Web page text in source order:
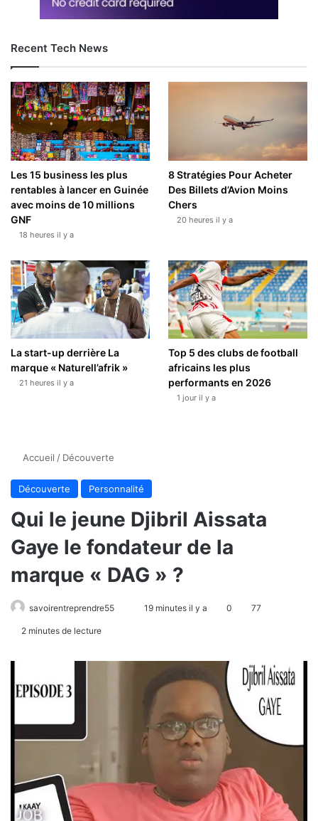
Recent Tech News
Les 15 business les plus
rentables à lancer en Guinée
avec moins de 10 millions
GNF
18 heures il y a
8 Stratégies Pour Acheter
Des Billets d’Avion Moins
Chers
20 heures il y a
La start-up derrière La
marque « Naturell’afrik »
21 heures il y a
Top 5 des clubs de football
africains les plus
performants en 2026
1 jour il y a